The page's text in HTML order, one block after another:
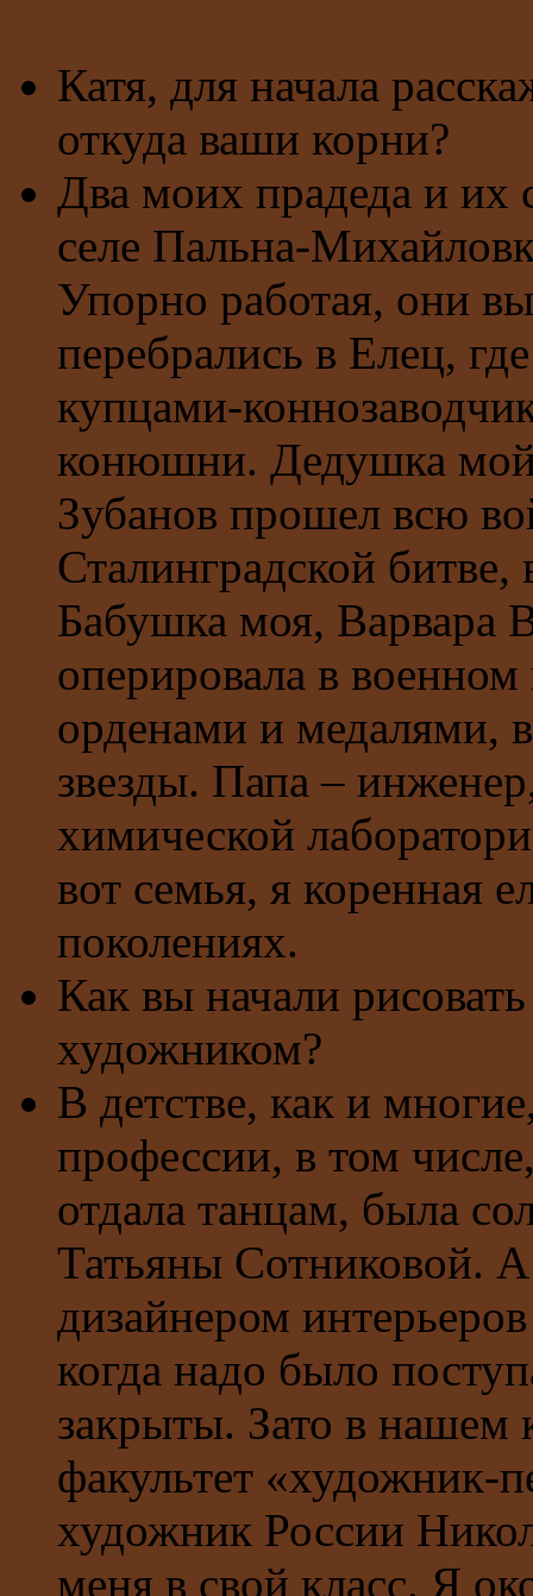
Катя, для начала
откуда ваши корни?
Два моих прадеда и их
селе Пальна-
Упорно работая, они
перебрались в Елец,
купцами-
конюшни. Дедушка
Зубанов прошел всю
Сталинградской
Бабушка моя, Варвара
оперировала в
орденами и медалями,
звезды. Папа –
химической
вот семья, я коренная
поколениях.
Как вы начали
художником?
В детстве, как и
профессии, в том
отдала танцам, была
Татьяны Сотниковой. А
дизайнером
когда надо было
закрыты. Зато в нашем
факультет «художник-
художник России
меня в свой класс. Я